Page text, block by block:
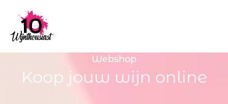
Webshop
Koop jouw wijn online